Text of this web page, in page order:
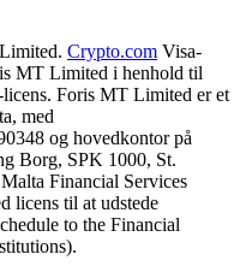
Crypto.com Visa-
MT Limited i henhold til
Foris MT Limited er et
med
og hovedkontor på
Borg, SPK 1000, St.
Financial Services
licens til at udstede
to the Financial